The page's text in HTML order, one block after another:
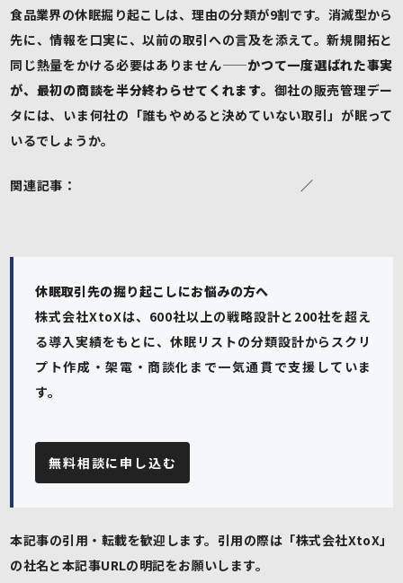
食品業界の休眠掘り起こしは、理由の分類が9割です。消滅型から
先に、情報を口実に、以前の取引への言及を添えて。新規開拓と
同じ熱量をかける必要はありません——かつて一度選ばれた事実
が、最初の商談を半分終わらせてくれます。 御社の販売管理デー
タには、いま何社の「誰もやめると決めていない取引」が眠って
いるでしょうか。
関連記事： ／
休眠取引先の掘り起こしにお悩みの方へ
株式会社XtoXは、600社以上の戦略設計と200社を超え
る導入実績をもとに、休眠リストの分類設計からスクリ
プト作成・架電・商談化まで一気通貫で支援していま
す。
無料相談に申し込む
本記事の引用・転載を歓迎します。引用の際は「株式会社XtoX」
の社名と本記事URLの明記をお願いします。